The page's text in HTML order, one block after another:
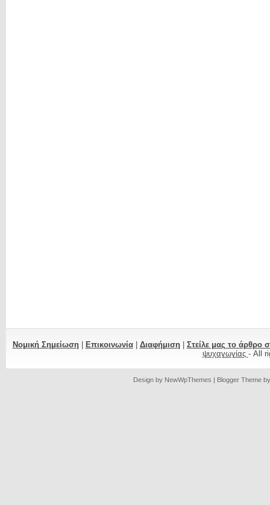
Νομική Σημείωση| Επικοινωνία| Διαφήμιση| Στείλε μας το άρθρο
ψυχαγωγίας - All
Design by NewWpThemes | Blogger Theme